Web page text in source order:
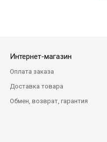
Интернет-магазин
Оплата заказа
Доставка товара
Обмен, возврат, гарантия